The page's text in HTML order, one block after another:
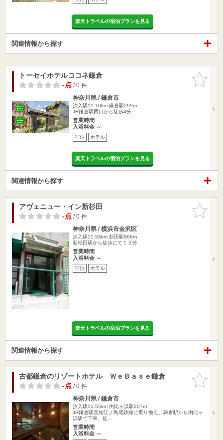
楽天トラベルの宿泊プランを見る
関連情報から探す
お気に入
りに追加
トーセイホテルココネ鎌倉
-点/ 0 件
神奈川県 / 鎌倉市
汐入駅11.10km 鎌倉駅299m
JR鎌倉駅西口から徒歩4分
営業時間
入浴料金 ～
宿泊 ホテル
楽天トラベルの宿泊プランを見る
関連情報から探す
お気に入
りに追加
アヴェニュー・イン新杉田
-点/ 0 件
神奈川県 / 横浜市金沢区
汐入駅11.53km 杉田駅866m
新杉田駅から徒歩にて１２分
営業時間
入浴料金 ～
宿泊 ホテル
楽天トラベルの宿泊プランを見る
関連情報から探す
お気に入
りに追加
古都鎌倉のリゾートホテル ＷｅＢａｓｅ鎌倉
-点/ 0 件
神奈川県 / 鎌倉市
汐入駅11.55km 由比ヶ浜駅207m
JR鎌倉駅直結江ノ島電鉄線に乗り換え、鎌倉駅から由比ヶ
浜駅で下車、徒…
営業時間
入浴料金 ～